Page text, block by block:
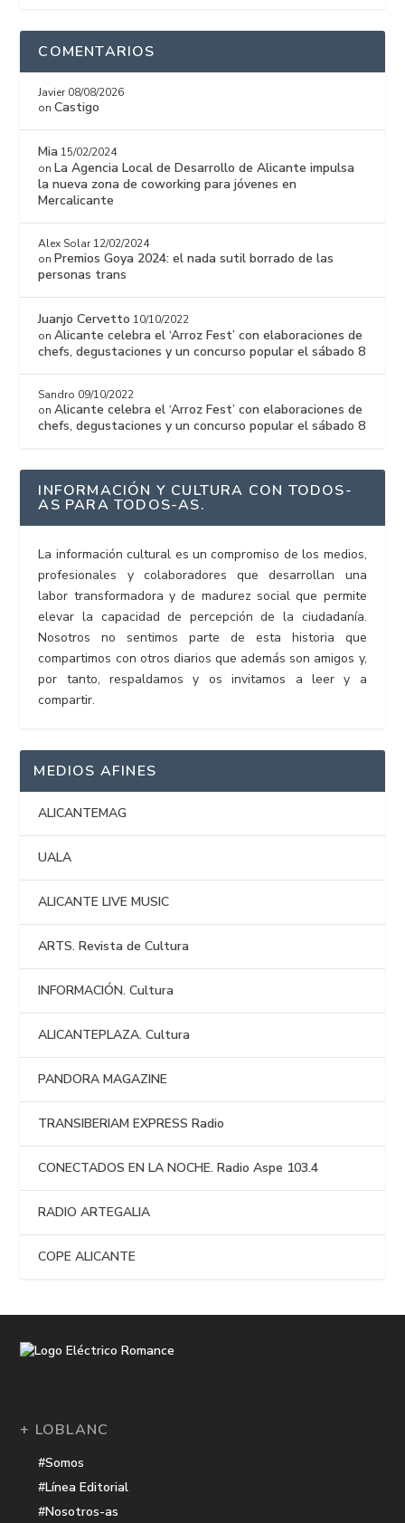
COMENTARIOS
Javier 08/08/2026
onCastigo
Mia 15/02/2024
on La Agencia Local de Desarrollo de Alicante impulsa
la nueva zona de coworking para jóvenes en
Mercalicante
Alex Solar 12/02/2024
on Premios Goya 2024: el nada sutil borrado de las
personas trans
Juanjo Cervetto 10/10/2022
onAlicante celebra el ‘Arroz Fest’ con elaboraciones de
chefs, degustaciones y un concurso popular el sábado 8
Sandro 09/10/2022
onAlicante celebra el ‘Arroz Fest’ con elaboraciones de
chefs, degustaciones y un concurso popular el sábado 8
INFORMACIÓN Y CULTURA CON TODOS-
AS PARA TODOS-AS.
La información cultural es un compromiso de los medios,
profesionales y colaboradores que desarrollan una
labor transformadora y de madurez social que permite
elevar la capacidad de percepción de la ciudadanía.
Nosotros no sentimos parte de esta historia que
compartimos con otros diarios que además son amigos y,
por tanto, respaldamos y os invitamos a leer y a
compartir.
MEDIOS AFINES
ALICANTEMAG
UALA
ALICANTE LIVE MUSIC
ARTS. Revista de Cultura
INFORMACIÓN. Cultura
ALICANTEPLAZA. Cultura
PANDORA MAGAZINE
TRANSIBERIAM EXPRESS Radio
CONECTADOS EN LA NOCHE. Radio Aspe 103.4
RADIO ARTEGALIA
COPE ALICANTE
+ LOBLANC
#Somos
#Línea Editorial
#Nosotros-as